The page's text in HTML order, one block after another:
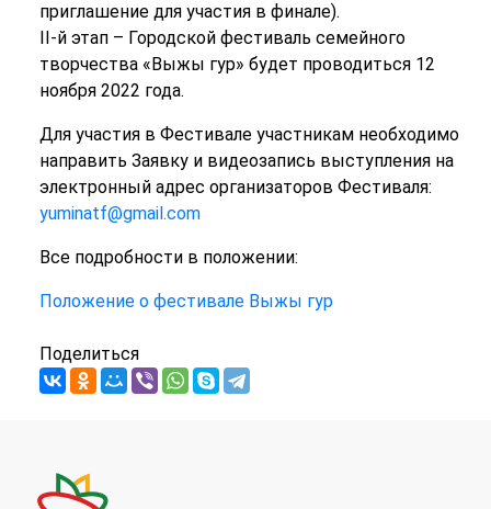
приглашение для участия в финале).
II-й этап – Городской фестиваль семейного
творчества «Выжы гур» будет проводиться 12
ноября 2022 года.
Для участия в Фестивале участникам необходимо
направить Заявку и видеозапись выступления на
электронный адрес организаторов Фестиваля:
yuminatf@gmail.com
Все подробности в положении:
Положение о фестивале Выжы гур
Поделиться